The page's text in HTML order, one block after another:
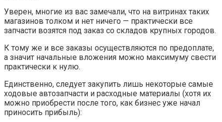
Уверен, многие из вас замечали, что на витринах таких
магазинов толком и нет ничего — практически все
запчасти возятся под заказ со складов крупных городов.
К тому же и все заказы осуществляются по предоплате,
а значит начальные вложения можно максимуму свести
практически к нулю.
Единственно, следует закупить лишь некоторые самые
ходовые автозапчасти и расходные материалы (хотя их
можно приобрести после того, как бизнес уже начал
приносить прибыль):